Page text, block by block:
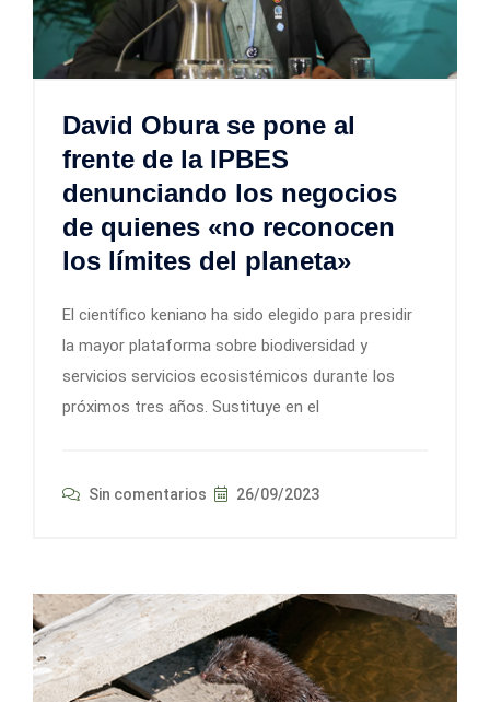
David Obura se pone al
frente de la IPBES
denunciando los negocios
de quienes «no reconocen
los límites del planeta»
El científico keniano ha sido elegido para presidir
la mayor plataforma sobre biodiversidad y
servicios servicios ecosistémicos durante los
próximos tres años. Sustituye en el
Sin comentarios 26/09/2023